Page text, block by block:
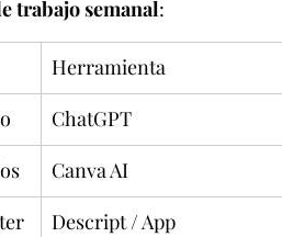
trabajo semanal:
Herramienta
ChatGPT
Canva AI
Descript / App